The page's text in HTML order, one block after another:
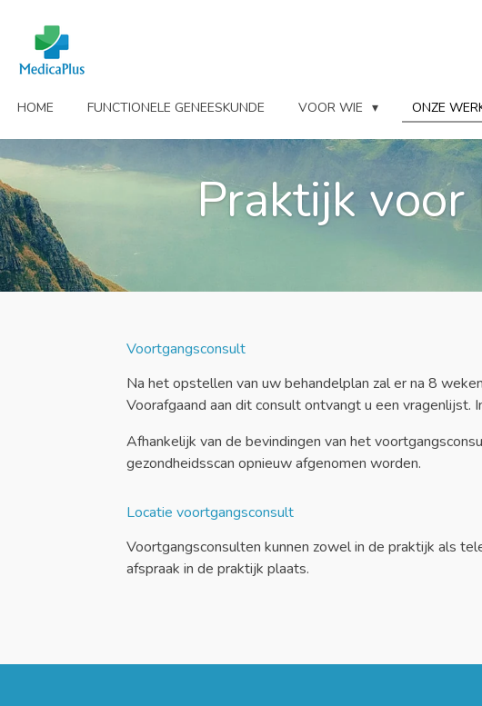
direct
naar
hoofdinhoud
HOME FUNCTIONELE GENEESKUNDE VOOR WIE ONZE
Praktijk voor
Voortgangsconsult
Na het opstellen van uw behandelplan zal er na 8
Voorafgaand aan dit consult ontvangt u een vragenlijst.
Afhankelijk van de bevindingen van het
gezondheidsscan opnieuw afgenomen worden.
Locatie voortgangsconsult
Voortgangsconsulten kunnen zowel in de praktijk als
afspraak in de praktijk plaats.